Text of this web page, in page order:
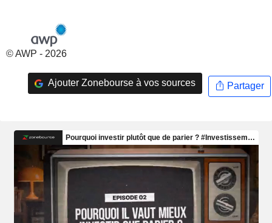
© AWP - 2026
Ajouter Zonebourse à vos sources Partager